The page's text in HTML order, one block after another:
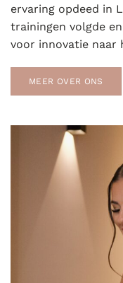
ervaring opdeed in
trainingen volgde
voor innovatie naar
MEER OVER ONS